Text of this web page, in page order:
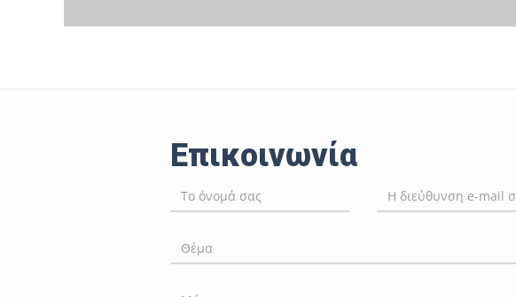
Επικοινωνία